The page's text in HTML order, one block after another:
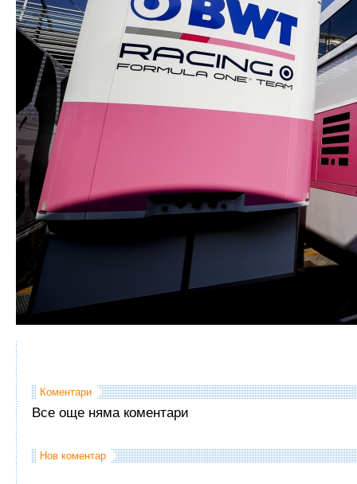
Коментари
Все още няма коментари
Нов коментар